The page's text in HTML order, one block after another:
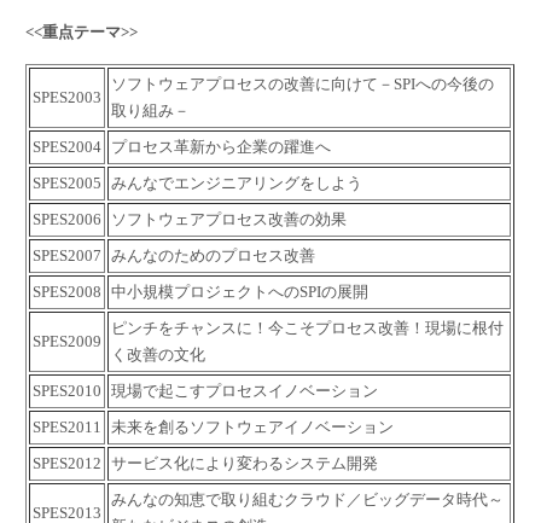
<<重点テーマ>>
SPES2003
ソフトウェアプロセスの改善に向けて－SPIへの今後の
取り組み－
SPES2004 プロセス革新から企業の躍進へ
SPES2005
みんなでエンジニアリングをしよう
SPES2006
ソフトウェアプロセス改善の効果
SPES2007
みんなのためのプロセス改善
SPES2008
中小規模プロジェクトへのSPIの展開
SPES2009
ピンチをチャンスに！今こそプロセス改善！現場に根付
く改善の文化
SPES2010
現場で起こすプロセスイノベーション
SPES2011
未来を創るソフトウェアイノベーション
SPES2012
サービス化により変わるシステム開発
SPES2013
みんなの知恵で取り組むクラウド／ビッグデータ時代～